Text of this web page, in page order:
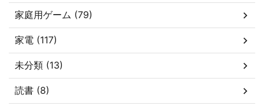
家庭用ゲーム (79)
家電 (117)
未分類 (13)
読書 (8)